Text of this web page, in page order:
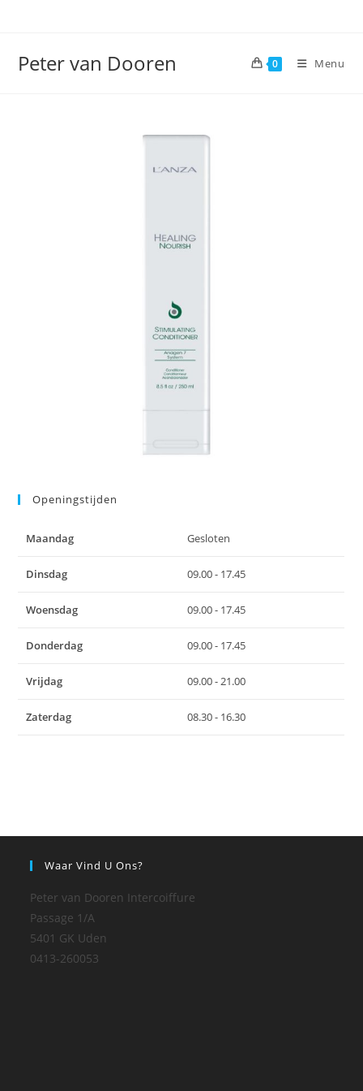
Peter van Dooren 0 Menu
Openingstijden
Maandag Gesloten
Dinsdag 09.00 - 17.45
Woensdag 09.00 - 17.45
Donderdag 09.00 - 17.45
Vrijdag 09.00 - 21.00
Zaterdag 08.30 - 16.30
Waar Vind U Ons?
Peter van Dooren Intercoiffure
Passage 1/A
5401 GK Uden
0413-260053